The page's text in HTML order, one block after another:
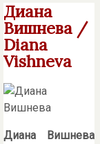
Диана
Вишнева /
Diana
Vishneva
Диана Вишнева